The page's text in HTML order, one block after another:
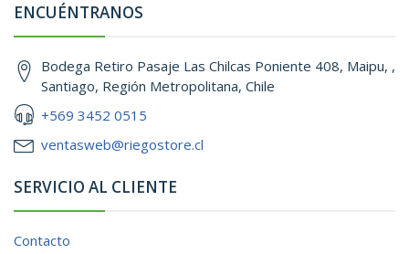
ENCUÉNTRANOS
Bodega Retiro Pasaje Las Chilcas Poniente 408, Maipu, ,
Santiago, Región Metropolitana, Chile
+569 3452 0515
ventasweb@riegostore.cl
SERVICIO AL CLIENTE
Contacto